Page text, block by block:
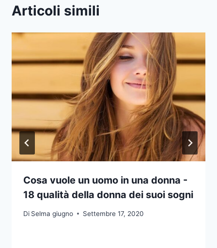
Articoli simili
Cosa vuole un uomo in una donna -
18 qualità della donna dei suoi sogni
Di Selma giugno Settembre 17, 2020